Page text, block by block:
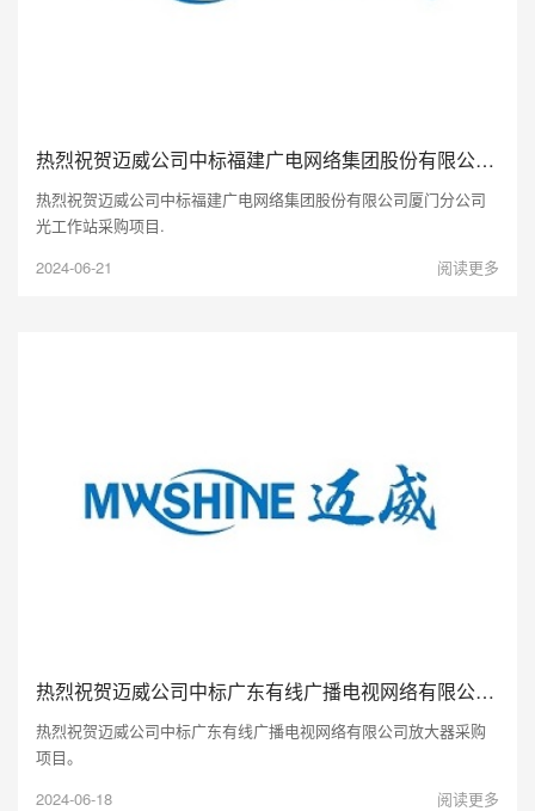
热烈祝贺迈威公司中标福建广电网络集团股份有限公司厦门分公司光工作站采购项目.
热烈祝贺迈威公司中标福建广电网络集团股份有限公司厦门分公司
光工作站采购项目.
2024-06-21
阅读更多
热烈祝贺迈威公司中标广东有线广播电视网络有限公司放大器采购项目。
热烈祝贺迈威公司中标广东有线广播电视网络有限公司放大器采购
项目。
2024-06-18
阅读更多